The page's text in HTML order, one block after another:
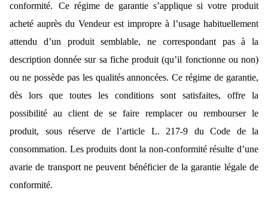
conformité. Ce régime de garantie s’applique si votre produit
acheté auprès du Vendeur est impropre à l’usage habituellement
attendu d’un produit semblable, ne correspondant pas à la
description donnée sur sa fiche produit (qu’il fonctionne ou non)
ou ne possède pas les qualités annoncées. Ce régime de garantie,
dès lors que toutes les conditions sont satisfaites, offre la
possibilité au client de se faire remplacer ou rembourser le
produit, sous réserve de l’article L. 217-9 du Code de la
consommation. Les produits dont la non-conformité résulte d’une
avarie de transport ne peuvent bénéficier de la garantie légale de
conformité.